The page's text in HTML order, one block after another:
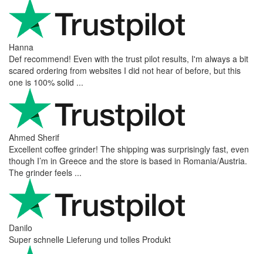
Hanna
Def recommend! Even with the trust pilot results, I'm always a bit
scared ordering from websites I did not hear of before, but this
one is 100% solid ...
Ahmed Sherif
Excellent coffee grinder! The shipping was surprisingly fast, even
though I’m in Greece and the store is based in Romania/Austria.
The grinder feels ...
Danilo
Super schnelle Lieferung und tolles Produkt